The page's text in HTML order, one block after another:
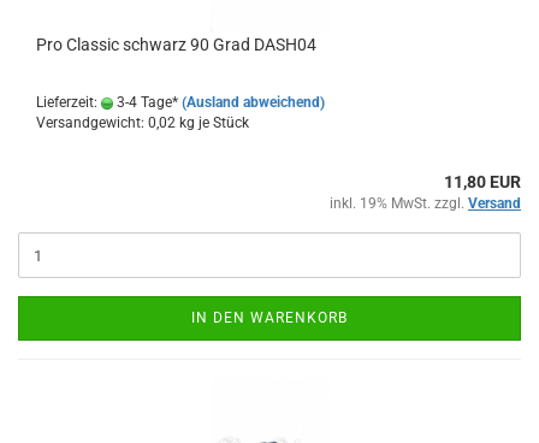
Pro Clas­sic schwarz 90 Grad DASH04
Lieferzeit: 3-4 Tage* (Ausland abweichend)
Versandgewicht: 0,02 kg je Stück
11,80 EUR
inkl. 19% MwSt. zzgl. Versand
IN DEN WARENKORB